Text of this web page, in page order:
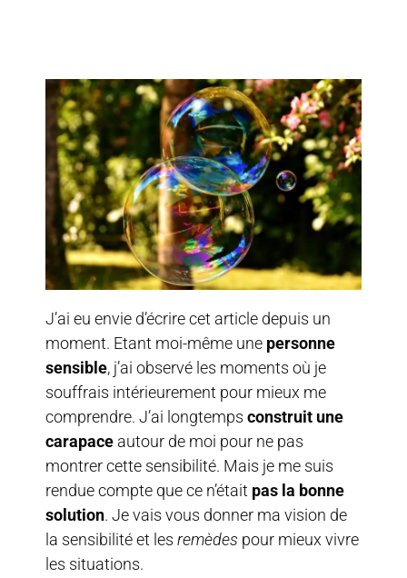
J’ai eu envie d’écrire cet article depuis un
moment. Etant moi-même une personne
sensible, j’ai observé les moments où je
souffrais intérieurement pour mieux me
comprendre. J’ai longtemps construit une
carapace autour de moi pour ne pas
montrer cette sensibilité. Mais je me suis
rendue compte que ce n’était pas la bonne
solution. Je vais vous donner ma vision de
la sensibilité et les remèdes pour mieux vivre
les situations.